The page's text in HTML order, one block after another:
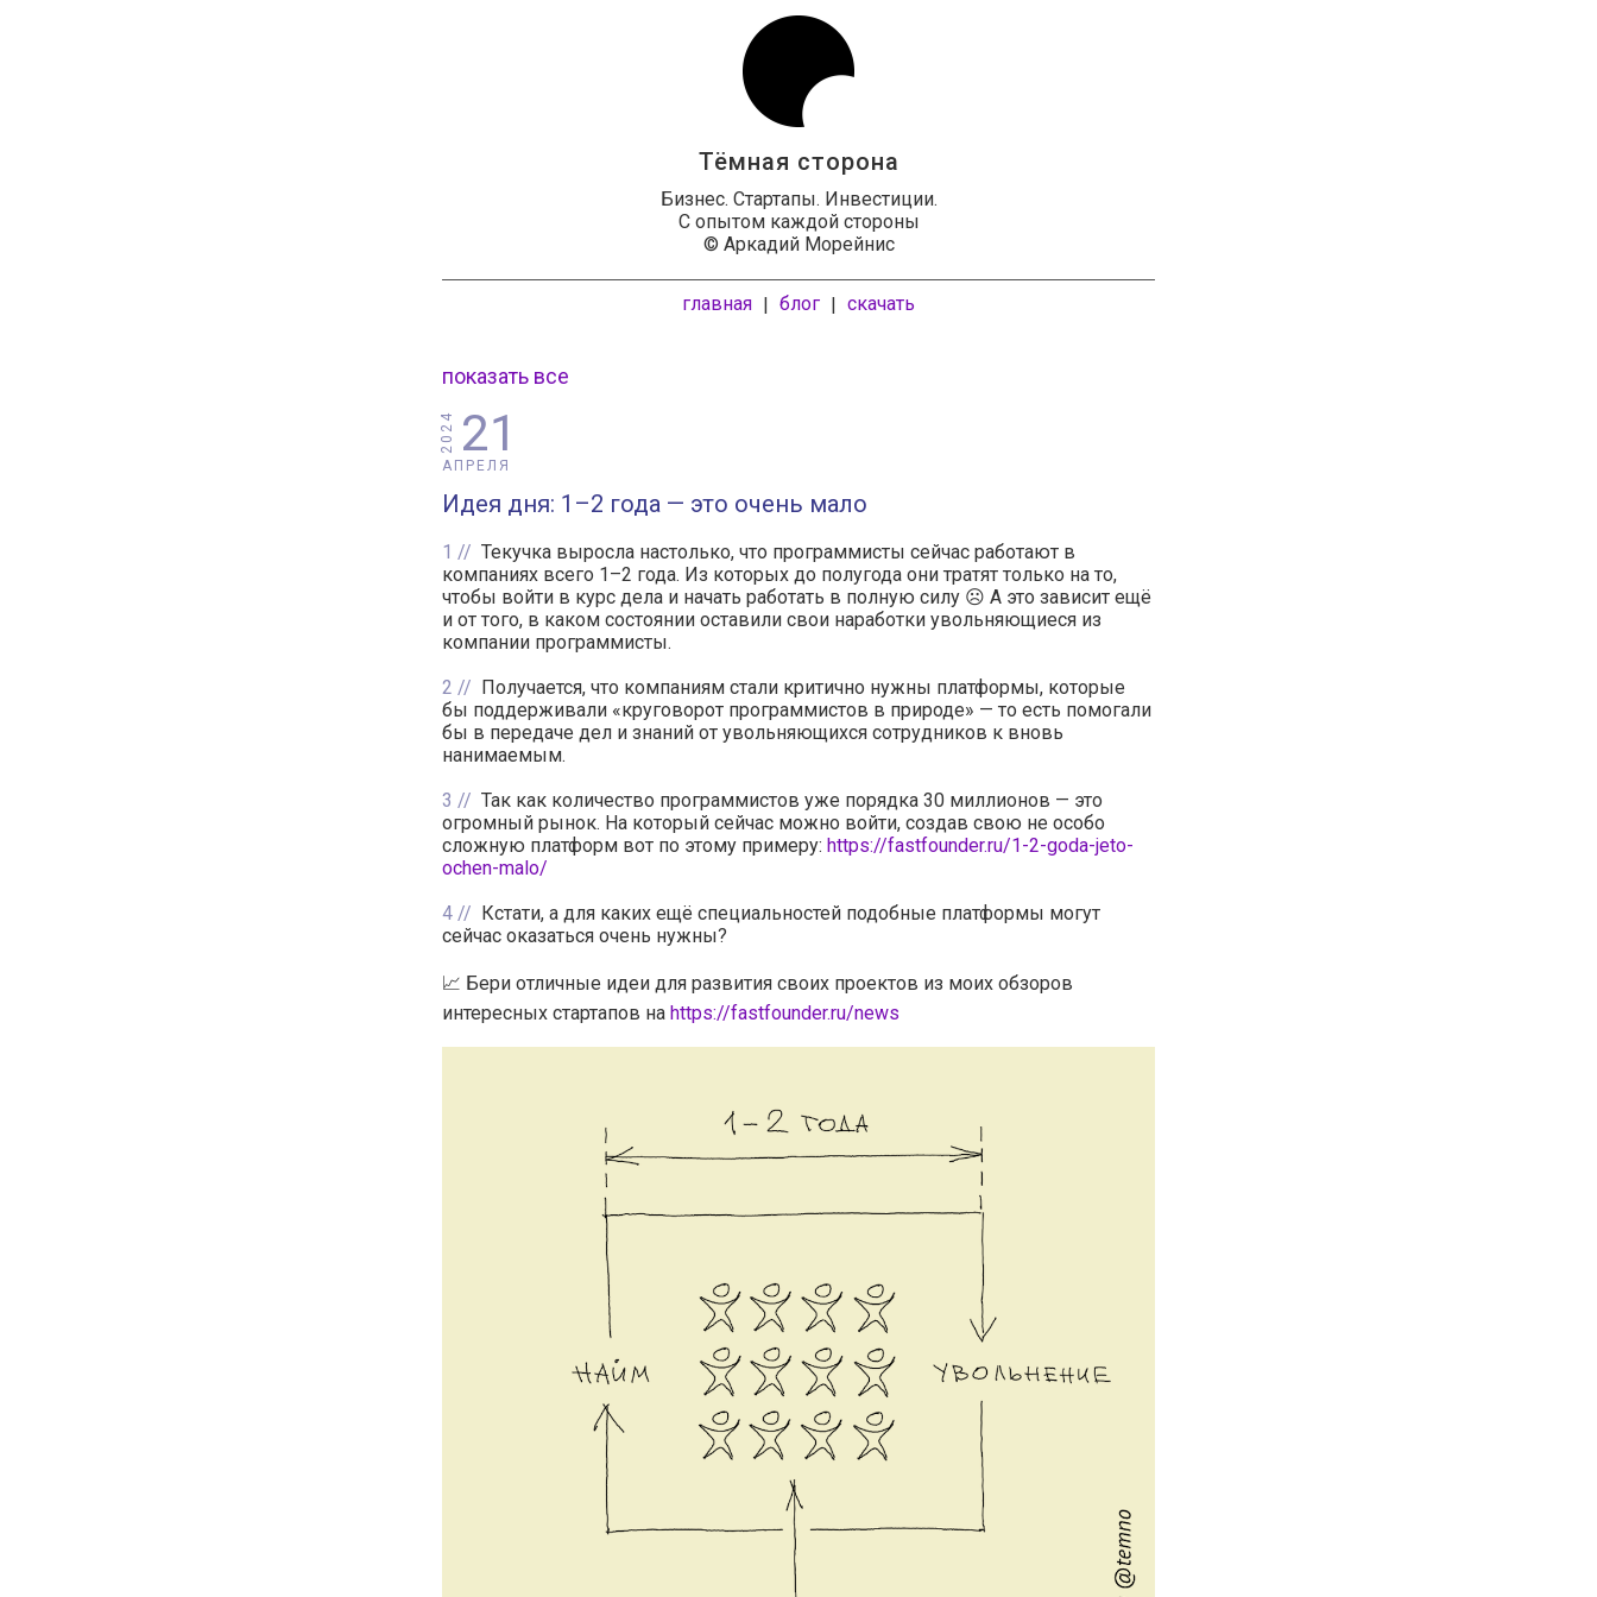
Тёмная сторона
Бизнес. Стартапы. Инвестиции.
С опытом каждой стороны
© Аркадий Морейнис
главная | блог | скачать
показать все
21
АПРЕЛЯ
2024
Идея дня: 1–2 года — это очень мало
1
Текучка выросла настолько, что программисты сейчас работают в
компаниях всего 1–2 года. Из которых до полугода они тратят только на то,
чтобы войти в курс дела и начать работать в полную силу ☹️ А это зависит ещё
и от того, в каком состоянии оставили свои наработки увольняющиеся из
компании программисты.
2
Получается, что компаниям стали критично нужны платформы, которые
бы поддерживали «круговорот программистов в природе» — то есть помогали
бы в передаче дел и знаний от увольняющихся сотрудников к вновь
нанимаемым.
3
Так как количество программистов уже порядка 30 миллионов — это
огромный рынок. На который сейчас можно войти, создав свою не особо
сложную платформ вот по этому примеру: https://fastfounder.ru/1-2-goda-jeto-
ochen-malo/
4
Кстати, а для каких ещё специальностей подобные платформы могут
сейчас оказаться очень нужны?
📈 Бери отличные идеи для развития своих проектов из моих обзоров
интересных стартапов на https://fastfounder.ru/news